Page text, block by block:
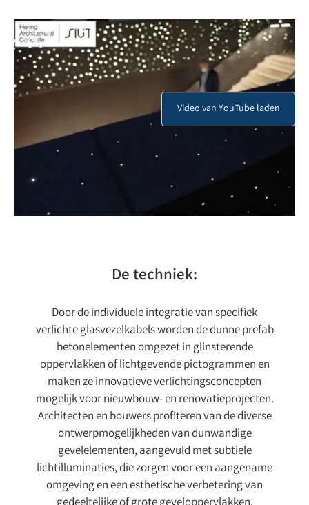
De techniek:
Door de individuele integratie van specifiek
verlichte glasvezelkabels worden de dunne prefab
betonelementen omgezet in glinsterende
oppervlakken of lichtgevende pictogrammen en
maken ze innovatieve verlichtingsconcepten
mogelijk voor nieuwbouw- en renovatieprojecten.
Architecten en bouwers profiteren van de diverse
ontwerpmogelijkheden van dunwandige
gevelelementen, aangevuld met subtiele
lichtilluminaties, die zorgen voor een aangename
omgeving en een esthetische verbetering van